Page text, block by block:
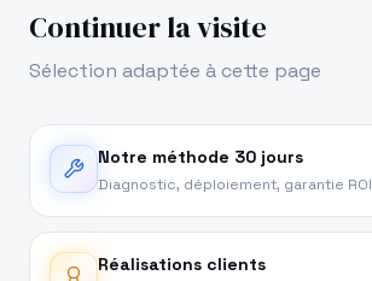
Continuer la visite
Sélection adaptée à cette page
Notre méthode 30 jours
Diagnostic, déploiement, garantie ROI
Réalisations clients